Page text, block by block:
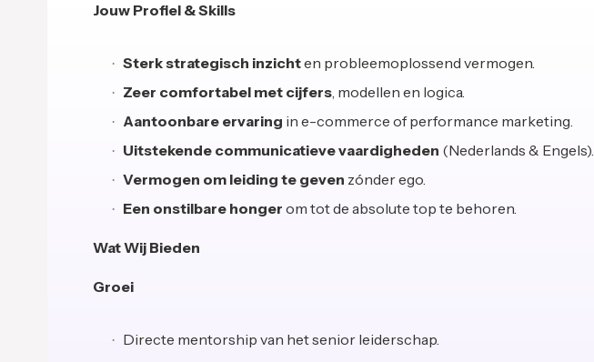
Jouw Profiel & Skills
Sterk strategisch inzichten probleemoplossend vermogen.
Zeer comfortabel met cijfers, modellen en logica.
Aantoonbare ervaring in e-commerce of performance marketing.
Uitstekende communicatieve vaardigheden (Nederlands & Engels).
Vermogen om leiding te geven zónder ego.
Een onstilbare honger om tot de absolute top te behoren.
Wat Wij Bieden
Groei
Directe mentorship van het senior leiderschap.